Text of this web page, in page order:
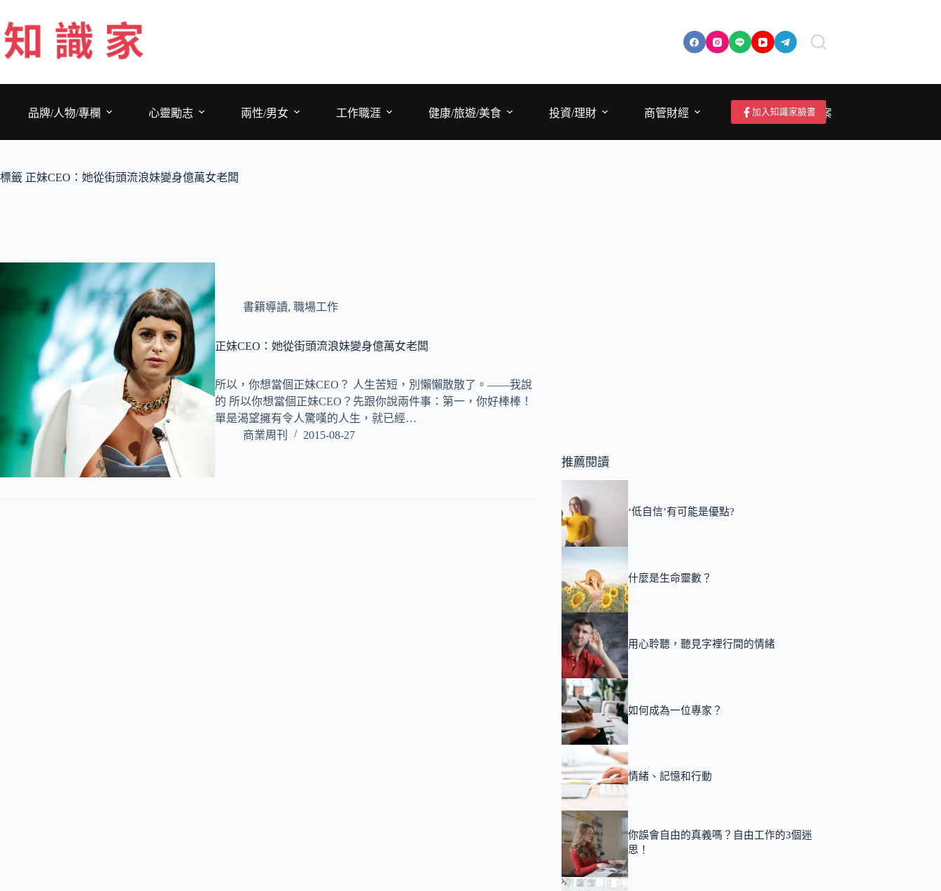
至
主
要
品牌/人物/專欄
心靈勵志 兩性/男女 工作職涯 健康/旅遊/美食 投資/理財 商管財經 成為作者/投稿/提案
加入知識家臉書
標籤 正妹CEO：她從街頭流浪妹變身億萬女老闆
書籍導讀, 職場工作
正妹CEO：她從街頭流浪妹變身億萬女老闆
所以，你想當個正妹CEO？ 人生苦短，別懶懶散散了。——我說
的 所以你想當個正妹CEO？先跟你說兩件事：第一，你好棒棒！
單是渴望擁有令人驚嘆的人生，就已經…
商業周刊
2015-08-27
推薦閱讀
‘低自信’有可能是優點?
什麼是生命靈數？
用心聆聽，聽見字裡行間的情緒
如何成為一位專家？
情緒、記憶和行動
你誤會自由的真義嗎？自由工作的3個迷
思！